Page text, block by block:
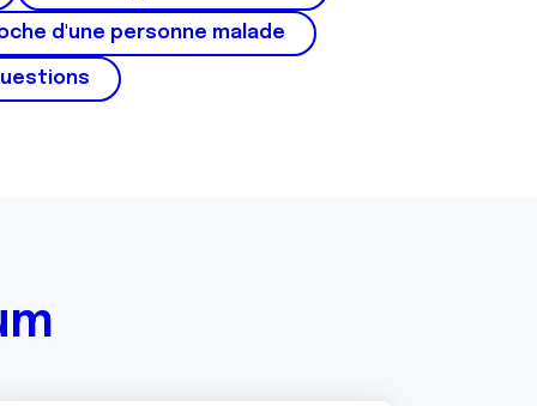
d'une personne malade